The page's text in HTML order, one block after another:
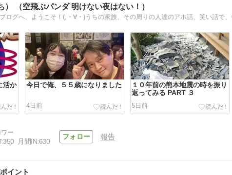
） （空飛ぶパンダ 明けない夜はない！）
活か
今日で俺、５５歳になりました
4日前
１０年前の熊本地震の時を振り
返ってみる PART ３
5日前
350 月間IN:630
報告
イント